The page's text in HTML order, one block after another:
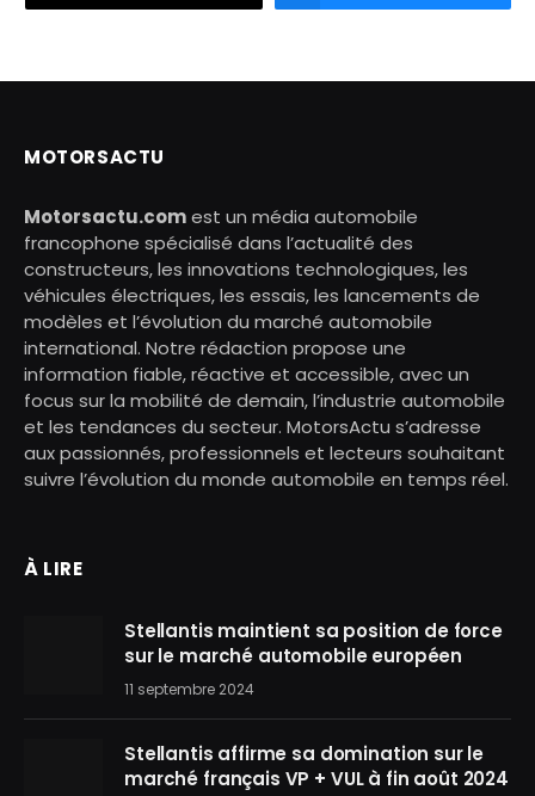
MOTORSACTU
Motorsactu.comest un média automobile
francophone spécialisé dans l’actualité des
constructeurs, les innovations technologiques, les
véhicules électriques, les essais, les lancements de
modèles et l’évolution du marché automobile
international. Notre rédaction propose une
information fiable, réactive et accessible, avec un
focus sur la mobilité de demain, l’industrie automobile
et les tendances du secteur. MotorsActu s’adresse
aux passionnés, professionnels et lecteurs souhaitant
suivre l’évolution du monde automobile en temps réel.
À LIRE
Stellantis maintient sa position de force
sur le marché automobile européen
11 septembre 2024
Stellantis affirme sa domination sur le
marché français VP + VUL à fin août 2024